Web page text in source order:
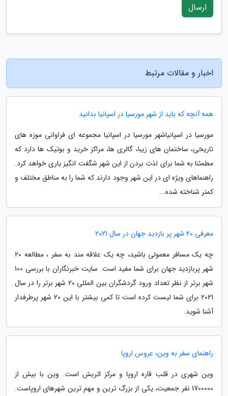
ارسال
اخبار و مقالات مرتبط
همه آنچه که باید از شهر مورسیا در اسپانیا بدانید
مورسیا در اسپانیاشهر مورسیا در اسپانیا مجموعه ای فراوانی موزه های
تاریخی، ساختمان های زیبا، گالری ها، مراکز خرید و بوتیک ها دارد که
مطمئنا به شما برای لذت بردن از این شهر شگفت انگیز یاری خواهد کرد.
راهنماهای ویژه ای در این شهر وجود دارند که شما را به مناطق مختلف و
کمتر شناخته شده...
معرفی 20 شهر پر بازدید جهان در سال 2021
چه یک مسافر معمولی باشید، چه یک علاقه مند به سفر ، مطالعه 20
شهر پربازدید جهان برای شما مفید است. سایت خبرنگاران با بررسی 100
شهر برتر از نظر تعداد ورود گردشگران بین المللی 20 شهر برتر را در سال
2021 برای شما لیست کرده است تا کمی بیشتر با این 20 شهر پرطرفدار
آشنا شوید.
راهنمای سفر به وین، عروس اروپا
وین شهری در قلب قاره اروپا و مرکز اتریش است. وین با بیش از
1700000 نفر جمعیت، یکی از بزرگ ترین و مهم ترین شهرهای اروپاست.